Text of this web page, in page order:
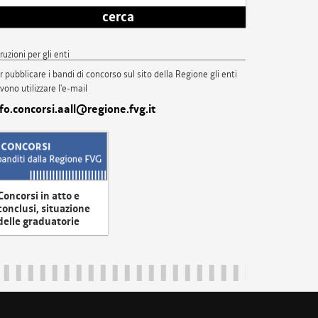
cerca
per gli enti
pubblicare i bandi di concorso sul sito della Regione gli enti
utilizzare l'e-mail
in atto e
situazione
graduatorie